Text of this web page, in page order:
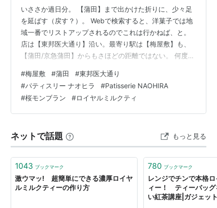
どちらの場合も、茶葉を入れたらかき混ぜないことと、
牛乳を加えた後に沸騰させないのが美味しく入れるコ
ツ。
コカ・コーラ 紅茶花伝 ロイヤルミルクテ
ィー 470ml×24本
メディア:食品&飲料
この商品を含むブログ (3件) を見る
日東紅茶 ロイヤルミルクティー
10Px4個
いささか過日分。 【蒲田】まで出かけた折りに、少々足
を延ばす（戻す？）。 Webで検索すると、洋菓子では地
域一番でリストアップされるのでこれは行かねば、と。
店は【東邦医大通り】沿い。最寄り駅は【梅屋敷】も、
【蒲田/京急蒲田】からもさほどの距離ではない。 何度も
ばしい香りがしたことを覚えており、それは訪問日も同
様。 店の前には花が植えられ、ショーウインドウは大き
く店内は明るい。 午前中早めの時間なので、まだ多くの
ケーキが並んでいる。 購入したのは桜モンブラン 870円
買ったはいいが、ケーキ…
#梅屋敷 #蒲田 #東邦医大通り
#パティスリー ナオヒラ #Patisserie NAOHIRA
#桜モンブラン #ロイヤルミルクティ
ネットで話題 もっと見る
1043 ブックマーク
激ウマッ! 超簡単にできる濃厚ロイヤ
ルミルクティーの作り方
780 ブックマーク
レンジでチンで本格
ィー！ ティーバッグ
い紅茶講座|ガジェッ